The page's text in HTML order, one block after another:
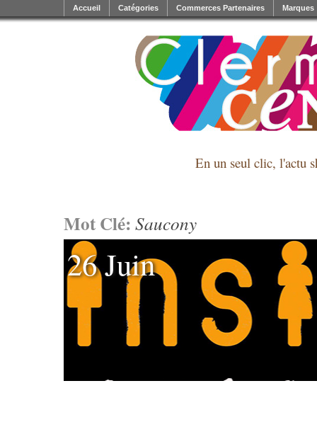
En un seul clic, l'actu
Accueil Catégories Commerces Partenaires Marques
Mot Clé: Saucony
26 Juin